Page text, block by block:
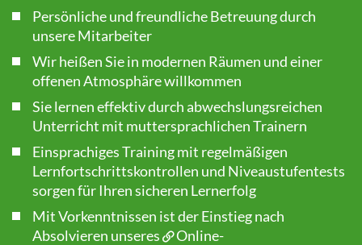
Persönliche und freundliche Betreuung durch
unsere Mitarbeiter
Wir heißen Sie in modernen Räumen und einer
offenen Atmosphäre willkommen
Sie lernen effektiv durch abwechslungsreichen
Unterricht mit muttersprachlichen Trainern
Einsprachiges Training mit regelmäßigen
Lernfortschrittskontrollen und Niveaustufentests
sorgen für Ihren sicheren Lernerfolg
Mit Vorkenntnissen ist der Einstieg nach
Absolvieren unseres
Online-